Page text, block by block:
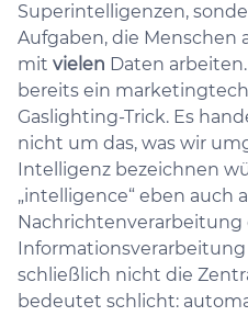
Superintelligenzen,
Aufgaben, die Menschen
mit vielen Daten
bereits ein
Gaslighting-Trick. Es
nicht um das, was wir
Intelligenz bezeichnen
„intelligence“ eben auch
Nachrichtenverarbeitung
schließlich nicht die
bedeutet schlicht: